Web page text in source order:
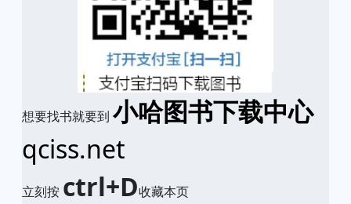
想要找书就要到 小哈图书下载中心
qciss.net
立刻按 ctrl+D收藏本页